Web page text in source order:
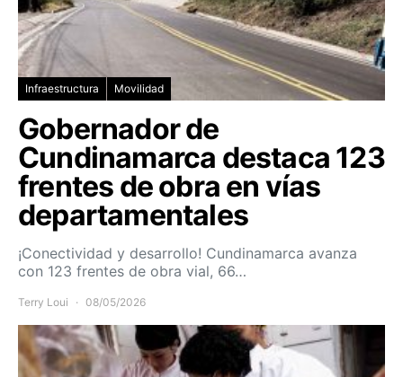
Infraestructura Movilidad
Gobernador de
Cundinamarca destaca 123
frentes de obra en vías
departamentales
¡Conectividad y desarrollo! Cundinamarca avanza
con 123 frentes de obra vial, 66…
Terry Loui 08/05/2026